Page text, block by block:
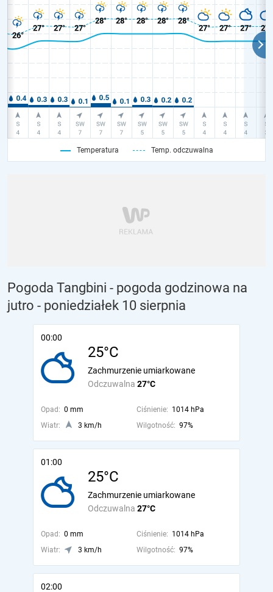
Temperatura Temp. odczuwalna
Pogoda Tangbini - pogoda godzinowa na
jutro - poniedziałek 10 sierpnia
00:00
25°C
Odczuwalna 27°C
Zachmurzenie umiarkowane
Opad: 0 mm Ciśnienie: 1014 hPa
Wiatr:
3 km/h Wilgotność: 97%
01:00
25°C
Odczuwalna 27°C
Zachmurzenie umiarkowane
Opad: 0 mm Ciśnienie: 1014 hPa
Wiatr:
3 km/h Wilgotność: 97%
02:00